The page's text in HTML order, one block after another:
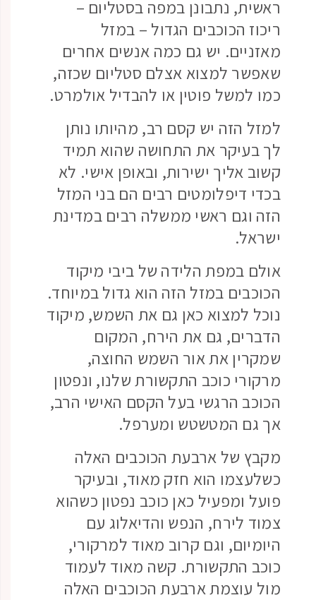
ראשית, נתבונן במפה בסטליום –
ריכוז הכוכבים הגדול – במזל
מאזניים. יש גם כמה אנשים אחרים
שאפשר למצוא אצלם סטליום שכזה,
כמו למשל פוטין או להבדיל אולמרט.
למזל הזה יש קסם רב, מהיותו נותן
לך בעיקר את התחושה שהוא תמיד
קשוב אליך ישירות, ובאופן אישי. לא
בכדי דיפלומטים רבים הם בני המזל
הזה וגם ראשי ממשלה רבים במדינת
ישראל.
אולם במפת הלידה של ביבי מיקוד
הכוכבים במזל הזה הוא גדול במיוחד.
נוכל למצוא כאן גם את השמש, מיקוד
הדברים, גם את הירח, המקום
שמקרין את אור השמש החוצה,
מרקורי כוכב התקשורת שלנו, ונפטון
הכוכב הרגשי בעל הקסם האישי הרב,
אך גם המטשטש ומערפל.
מקבץ של ארבעת הכוכבים האלה
כשלעצמו הוא חזק מאוד, ובעיקר
פועל ומפעיל כאן כוכב נפטון כשהוא
צמוד לירח, הנפש והדיאלוג עם
היומיום, וגם קרוב מאוד למרקורי,
כוכב התקשורת. קשה מאוד לעמוד
מול עוצמת ארבעת הכוכבים האלה